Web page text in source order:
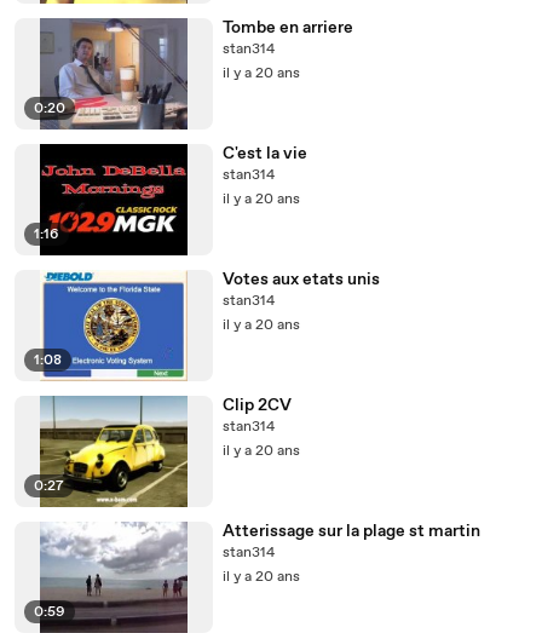
0:20
Tombe en arriere
stan314
il y a 20 ans
1:16
C'est la vie
stan314
il y a 20 ans
1:08
Votes aux etats unis
stan314
il y a 20 ans
0:27
Clip 2CV
stan314
il y a 20 ans
0:59
Atterissage sur la plage st martin
stan314
il y a 20 ans